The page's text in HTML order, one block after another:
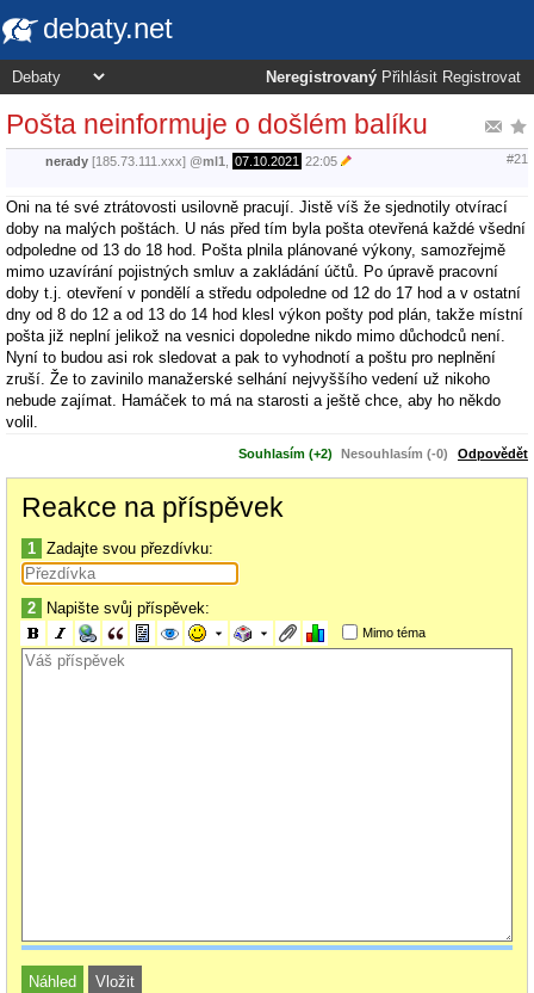
debaty.net
Neregistrovaný Přihlásit Registrovat
Pošta neinformuje o došlém balíku
nerady [185.73.111.xxx] @ml1 07.10.2021 22:05 #21
Oni na té své ztrátovosti usilovně pracují. Jistě víš že sjednotily otvírací
doby na malých poštách. U nás před tím byla pošta otevřená každé všední
odpoledne od 13 do 18 hod. Pošta plnila plánované výkony, samozřejmě
mimo uzavírání pojistných smluv a zakládání účtů. Po úpravě pracovní
doby t.j. otevření v pondělí a středu odpoledne od 12 do 17 hod a v ostatní
dny od 8 do 12 a od 13 do 14 hod klesl výkon pošty pod plán, takže místní
pošta již neplní jelikož na vesnici dopoledne nikdo mimo důchodců není.
Nyní to budou asi rok sledovat a pak to vyhodnotí a poštu pro neplnění
zruší. Že to zavinilo manažerské selhání nejvyššího vedení už nikoho
nebude zajímat. Hamáček to má na starosti a ještě chce, aby ho někdo
volil.
Souhlasím (+2) Nesouhlasím (-0) Odpovědět
Reakce na příspěvek
1 Zadajte svou přezdívku:
2 Napište svůj příspěvek:
Mimo téma